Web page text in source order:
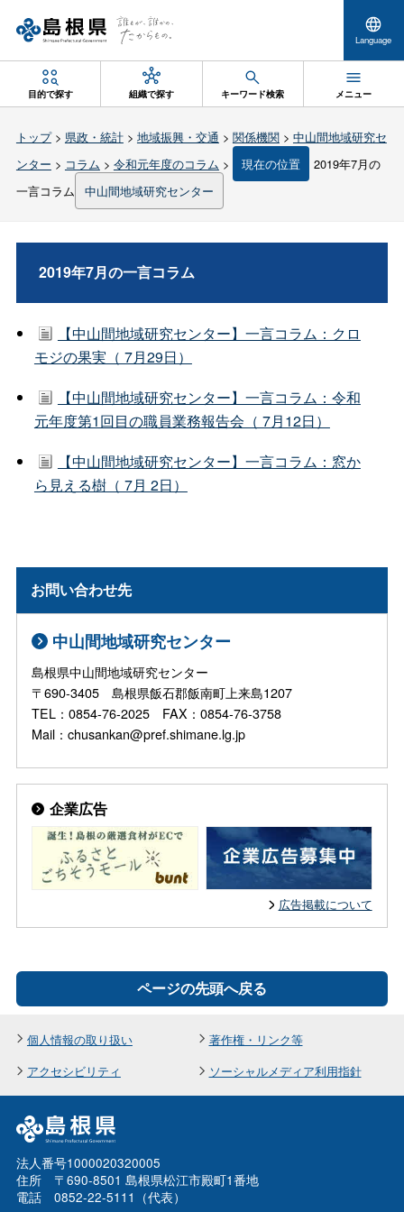
Language
目的で探す 組織で探す キーワード検索 メニュー
トップ> 県政・統計> 地域振興・交通 > 関係機関> 中山間地域研究セ
ンター > コラム > 令和元年度のコラム > 現在の位置
2019年7月の
一言コラム
中山間地域研究センター
2019年7月の一言コラム
【中山間地域研究センター】一言コラム：クロ
モジの果実（ 7月29日）
【中山間地域研究センター】一言コラム：令和
元年度第1回目の職員業務報告会（ 7月12日）
【中山間地域研究センター】一言コラム：窓か
ら見える樹（ 7月 2日）
お問い合わせ先
中山間地域研究センター
島根県中山間地域研究センター
〒690-3405 島根県飯石郡飯南町上来島1207
TEL：0854-76-2025 FAX：0854-76-3758
Mail：chusankan@pref.shimane.lg.jp
企業広告
広告掲載について
ページの先頭へ戻る
個人情報の取り扱い
著作権・リンク等
アクセシビリティ
ソーシャルメディア利用指針
法人番号1000020320005
住所 〒690-8501 島根県松江市殿町1番地
電話 0852-22-5111（代表）